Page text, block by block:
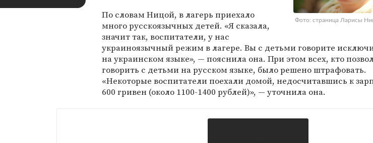
Фото: страница Ларисы
По словам Ницой, в лагерь приехало
много русскоязычных детей. «Я сказала,
значит так, воспитатели, у нас
украиноязычный режим в лагере. Вы с детьми говорите
на украинском языке», — пояснила она. При этом всех, кто
говорить с детьми на русском языке, было решено штрафовать.
«Некоторые воспитатели поехали домой, недосчитавшись к
600 гривен (около 1100-1400 рублей)», — уточнила она.